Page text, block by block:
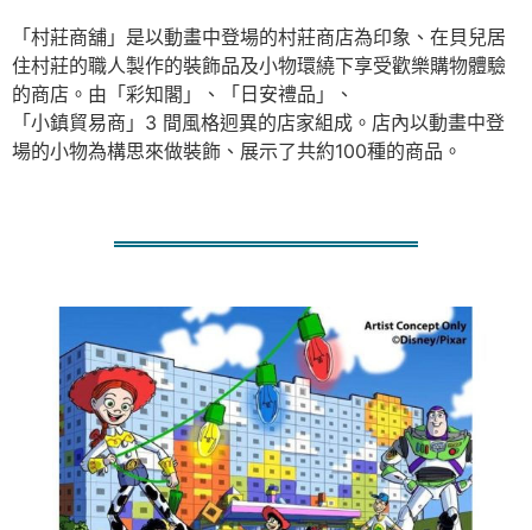
「村莊商舖」是以動畫中登場的村莊商店為印象、在貝兒居
住村莊的職人製作的裝飾品及小物環繞下享受歡樂購物體驗
的商店。由「彩知閣」、「日安禮品」、
「小鎮貿易商」3 間風格迥異的店家組成。店內以動畫中登
場的小物為構思來做裝飾、展示了共約100種的商品。